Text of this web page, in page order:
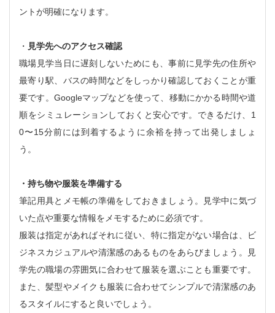
ントが明確になります。
・ 見学先へのアクセス確認
職場見学当日に遅刻しないためにも、事前に見学先の住所や
最寄り駅、バスの時間などをしっかり確認しておくことが重
要です。Googleマップなどを使って、移動にかかる時間や道
順をシミュレーションしておくと安心です。できるだけ、1
0〜15分前には到着するように余裕を持って出発しましょ
う。
・持ち物や服装を準備する
筆記用具とメモ帳の準備をしておきましょう。見学中に気づ
いた点や重要な情報をメモするために必須です。
服装は指定があればそれに従い、特に指定がない場合は、ビ
ジネスカジュアルや清潔感のあるものをあらびましょう。見
学先の職場の雰囲気に合わせて服装を選ぶことも重要です。
また、髪型やメイクも服装に合わせてシンプルで清潔感のあ
るスタイルにすると良いでしょう。